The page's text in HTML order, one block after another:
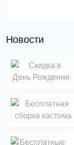
Новости